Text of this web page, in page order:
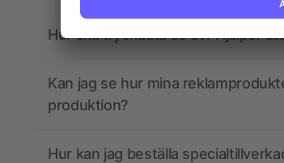
Hur ska tryckdata se ut? Hjälper
Kan jag se hur mina
produktion?
Hur kan jag beställa